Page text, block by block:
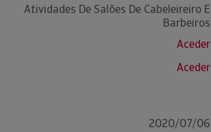
Atividades De Salões De Cabeleireiro E
Barbeiros
Aceder
Aceder
2020/07/06